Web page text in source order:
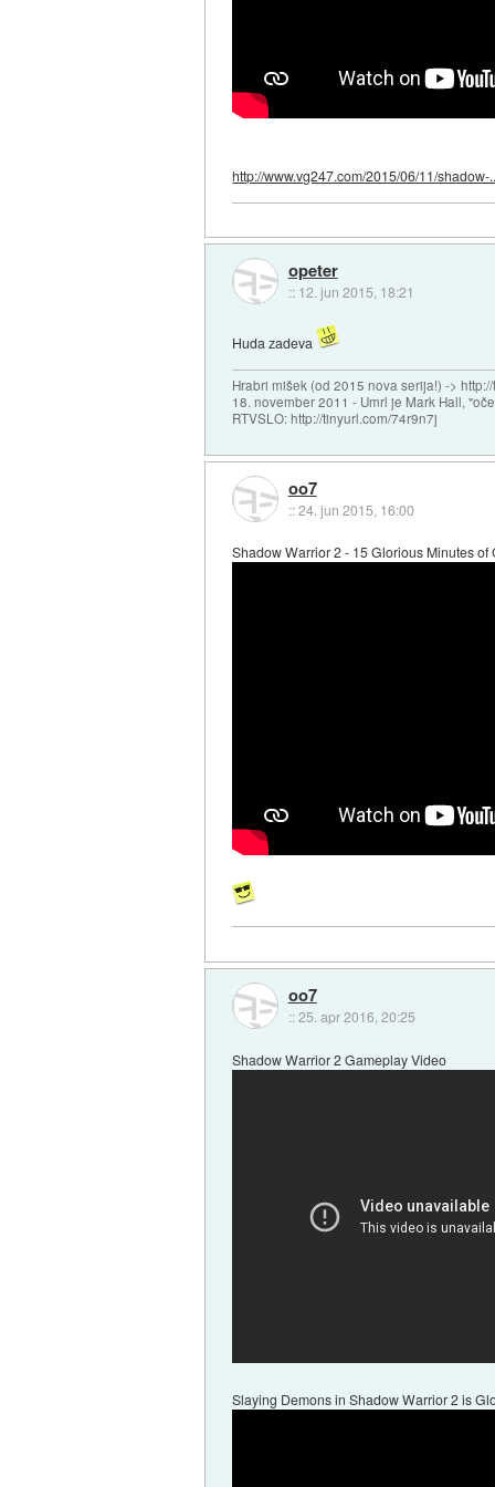
http://www.vg247.com/2015/06/11/shadow-
opeter
:: 12. jun 2015, 18:21
Huda zadeva
Hrabri mišek (od 2015 nova serija!) ->
18. november 2011 - Umrl je Mark Hall,
RTVSLO: http://tinyurl.com/74r9n7j
oo7
::24. jun 2015, 16:00
Shadow Warrior 2 - 15 Glorious Minutes of
oo7
::25. apr 2016, 20:25
Shadow Warrior 2 Gameplay Video
Slaying Demons in Shadow Warrior 2 is